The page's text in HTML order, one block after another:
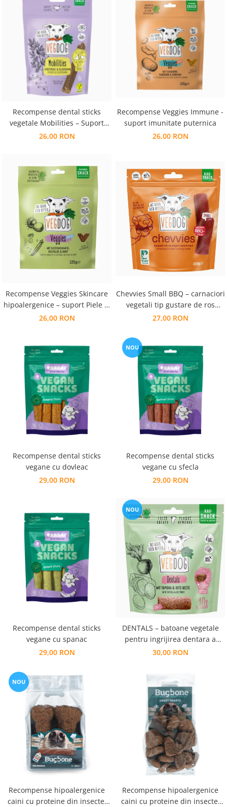
Recompense dental sticks
vegetale Mobilities – Suport
pentru articulatii si mobilitate
26,00 RON
Recompense Veggies Immune -
suport imunitate puternica
26,00 RON
Recompense Veggies Skincare
hipoalergenice – suport Piele si
blana stralucitoare
26,00 RON
Chevvies Small BBQ – carnaciori
vegetali tip gustare de ros
pentru caini
27,00 RON
Recompense dental sticks
vegane cu dovleac
29,00 RON
NOU
Recompense dental sticks
vegane cu sfecla
29,00 RON
Recompense dental sticks
vegane cu spanac
29,00 RON
NOU
DENTALS – batoane vegetale
pentru ingrijirea dentara a
cainilor
30,00 RON
NOU
Recompense hipoalergenice
caini cu proteine din insecte,
Recompense hipoalergenice
caini cu proteine din insecte,